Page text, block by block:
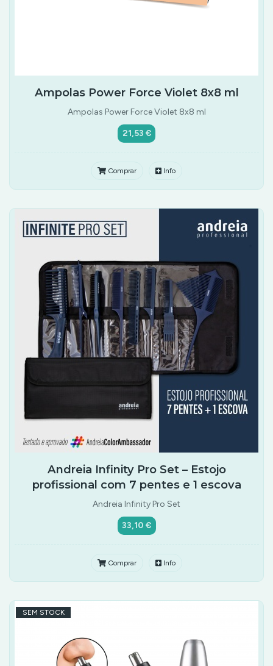
Ampolas Power Force Violet 8x8 ml
Ampolas Power Force Violet 8x8 ml
21,53 €
Comprar Info
Andreia Infinity Pro Set – Estojo
profissional com 7 pentes e 1 escova
Andreia Infinity Pro Set
33,10 €
Comprar Info
SEM STOCK